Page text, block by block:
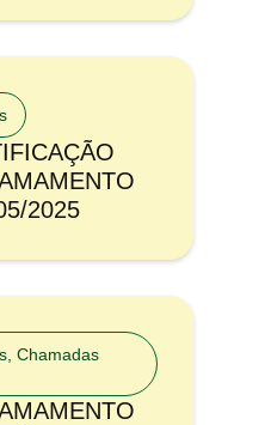
2025
Chamadas